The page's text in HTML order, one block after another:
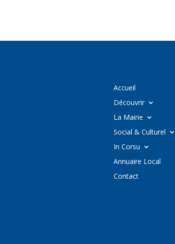
Accueil
Découvrir
La Mairie
Social & Culturel
In Corsu
Annuaire Local
Contact